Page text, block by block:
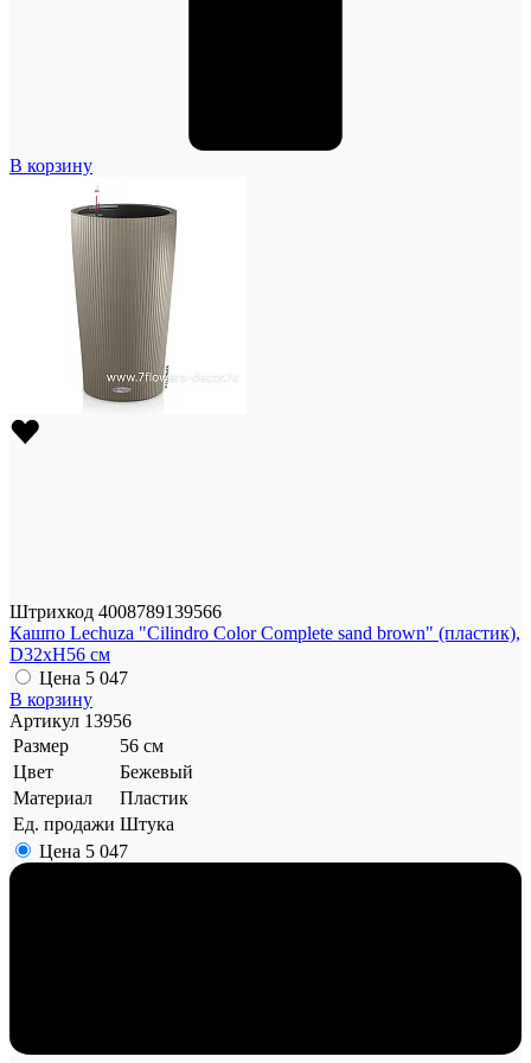
В корзину
Штрихкод 4008789139566
Кашпо Lechuza "Cilindro Color Complete sand brown" (пластик),
D32xH56 см
Цена 5 047
В корзину
Артикул 13956
Размер
56 см
Цвет
Бежевый
Материал
Пластик
Ед. продажи Штука
Цена 5 047